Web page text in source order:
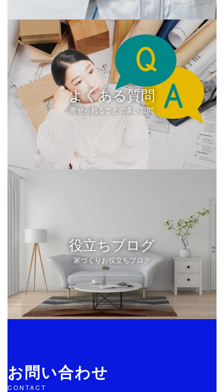
よくある質問
寄せられることの多い質問
役立ちブログ
家づくりお役立ちブログ
お問い合わせ
CONTACT